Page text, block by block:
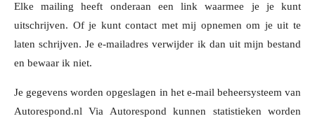
Elke mailing heeft onderaan een link waarmee je je kunt
uitschrijven. Of je kunt contact met mij opnemen om je uit te
laten schrijven.Je e-mailadres verwijder ik dan uit mijn bestand
en bewaar ik niet.
Je gegevens worden opgeslagen in het e-mail beheersysteem van
Autorespond.nl Via Autorespond kunnen statistieken worden